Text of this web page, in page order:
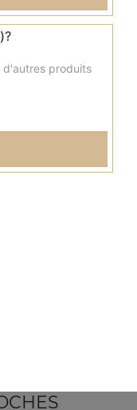
d'autres produits